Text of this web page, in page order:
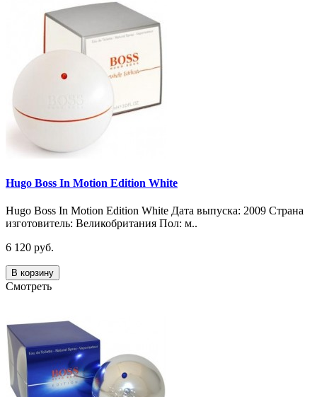
Hugo Boss In Motion Edition White
Hugo Boss In Motion Edition White Дата выпуска: 2009 Страна
изготовитель: Великобритания Пол: м..
6 120 руб.
В корзину
Смотреть